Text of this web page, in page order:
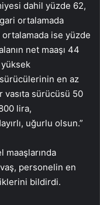
dahil yüzde 62,
ortalamada
ortalamada ise yüzde
net maaşı 44
en az
vasıta sürücüsü 50
lira,
uğurlu olsun.”
maaşlarında
personelin en
bildirdi.